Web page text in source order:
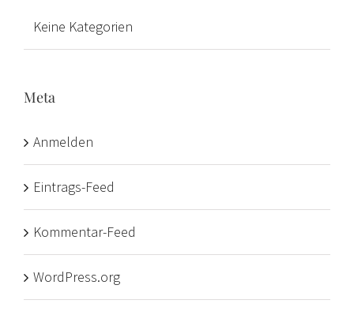
Keine Kategorien
Meta
Anmelden
Eintrags-Feed
Kommentar-Feed
WordPress.org